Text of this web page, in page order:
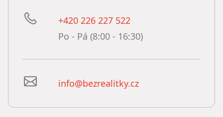
+420 226 227 522
Po - Pá (8:00 - 16:30)
info@bezrealitky.cz